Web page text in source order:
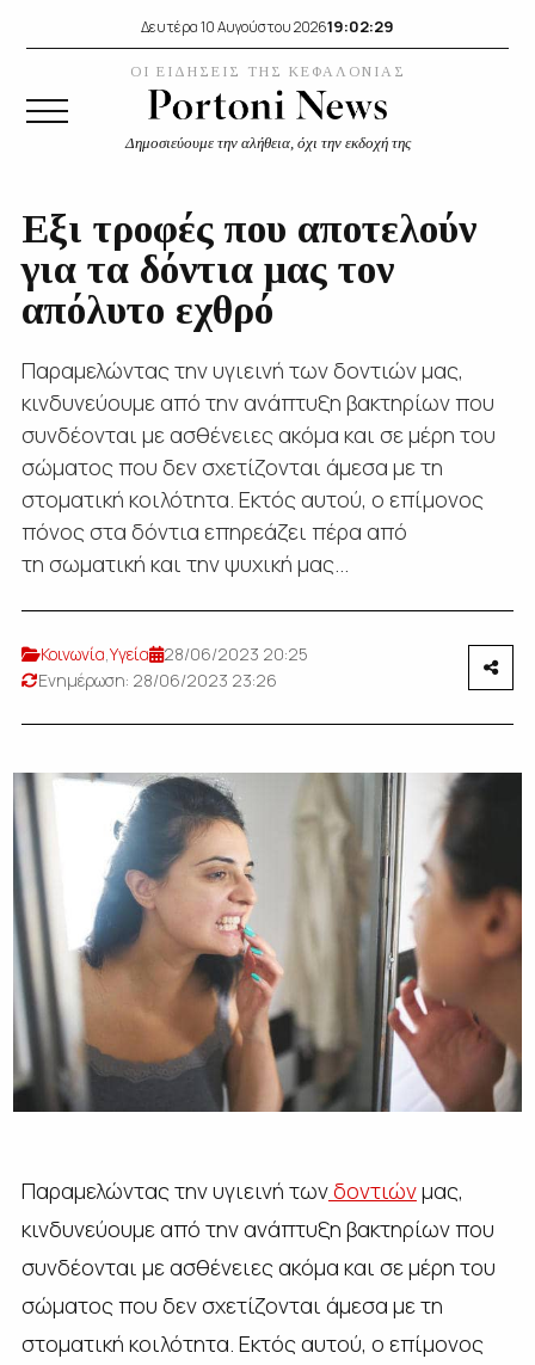
Δευτέρα 10 Αυγούστου 202619:02:30
ΟΙ ΕΙΔΗΣΕΙΣ ΤΗΣ ΚΕΦΑΛΟΝΙΑΣ
Δημοσιεύουμε την αλήθεια, όχι την εκδοχή της
Εξι τροφές που αποτελούν
για τα δόντια μας τον
απόλυτο εχθρό
Παραμελώντας την υγιεινή των δοντιών μας,
κινδυνεύουμε από την ανάπτυξη βακτηρίων που
συνδέονται με ασθένειες ακόμα και σε μέρη του
σώματος που δεν σχετίζονται άμεσα με τη
στοματική κοιλότητα. Εκτός αυτού, ο επίμονος
πόνος στα δόντια επηρεάζει πέρα από
τη σωματική και την ψυχική μας...
Κοινωνία,Υγεία
28/06/2023 20:25
Ενημέρωση: 28/06/2023 23:26
Παραμελώντας την υγιεινή τωνδοντιώνμας,
κινδυνεύουμε από την ανάπτυξη βακτηρίων που
συνδέονται με ασθένειες ακόμα και σε μέρη του
σώματος που δεν σχετίζονται άμεσα με τη
στοματική κοιλότητα. Εκτός αυτού, ο επίμονος